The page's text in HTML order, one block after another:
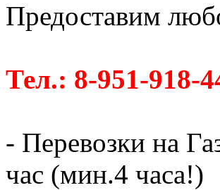
Предоставим
Тел.: 8-951-918-
- Перевозки на
час (мин.4 часа!)